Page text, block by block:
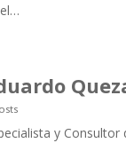
y Consultor